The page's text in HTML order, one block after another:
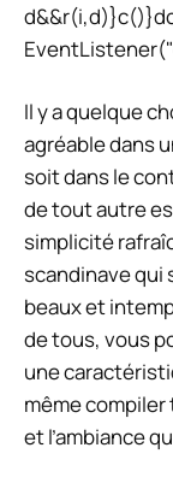
Il y a quelque
agréable dans
soit dans le
de tout autre
simplicité
scandinave qui
beaux et
de tous, vous
une
même
et l’ambiance